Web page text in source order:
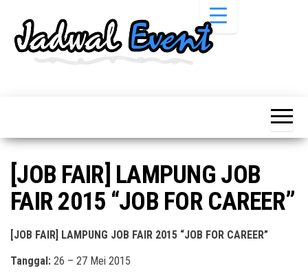
Pameran,
Acara &
Promo
Terbaru
Pameran,
Bazaar,
Workshop,
Job Fair,
Lomba dll.
[JOB FAIR] LAMPUNG JOB
FAIR 2015 “JOB FOR CAREER”
[JOB FAIR] LAMPUNG JOB FAIR 2015 “JOB FOR CAREER”
Tanggal: 26 – 27 Mei 2015